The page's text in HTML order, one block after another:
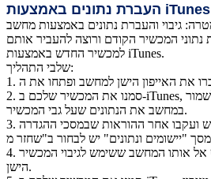
iTunes
המכשיר הקודם ורוצה להעביר אותם
למכשיר החדש באמצעות iTunes.
שלבי התהליך:
1.
2. סמנו את המכשיר שלכם ב-iTunes, ובחרו ב"גיבוי" על מנת לשמור
במחשב את הנתונים שעל גבי המכשיר.
3. ועקבו אחר ההוראות שבמסכי ההגדרה
4. אותו המחשב ששימש לגיבוי המכשיר
הישן.